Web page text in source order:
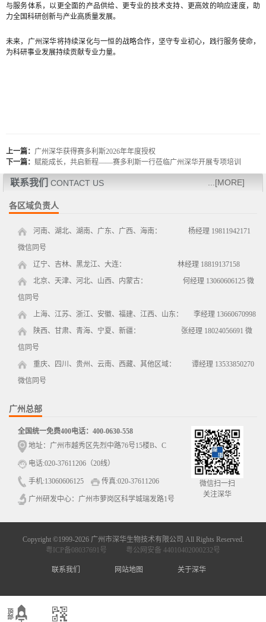
与服务体系，以更全面的产品供给、更专业的技术支持、更高效的响应速度，助
力全国科研创新与产业高质量发展。
未来，广州深华将持续深化与一恒的战略合作，坚守专业初心，践行服务使命，
为科研事业发展持续贡献专业力量。
上一篇： 广州深华获得赛多利斯2026年年度授权
下一篇： 赋能成长，共启新程——赛多利斯一行莅临广州深华开展专项培训
联系我们 CONTACT US ...[MORE]
各区域负责人
河南、湖北、湖南、广东、广西、海南： 杨经理 19811942171
微信同号
辽宁、吉林、黑龙江、大连： 林经理 18819137158
北京、天津、河北、山西、内蒙古： 何经理 13060606125 微
信同号
上海、江苏、浙江、安徽、福建、江西、山东： 李经理 13660670998
陕西、甘肃、青海、宁夏、新疆： 张经理 18024056691 微
信同号
重庆、四川、贵州、云南、西藏、其他区域： 谭经理 13533850270
微信同号
广州总部
全国统一免费400电话：400-0630-558
地址：广州市越秀区先烈中路76号15楼B、C
电话:020-37611206（20线）
手机:13060606125 传真:020-37611206
广州研发中心：广州市萝岗区科学城瑞发路1号
微信扫一扫
关注深华
Copyright ©1999-2026 广州市深华生物技术有限公司 All Rights Reserved.
粤ICP备08037691号
粤公网安备 44010402000232号
联系我们 网站地图 关于深华